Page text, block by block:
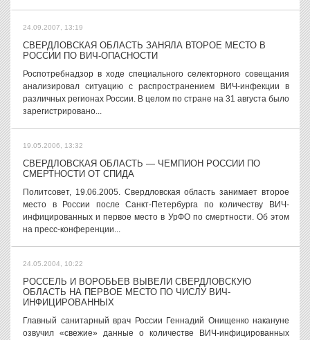
24.09.2007, 13:19
СВЕРДЛОВСКАЯ ОБЛАСТЬ ЗАНЯЛА ВТОРОЕ МЕСТО В
РОССИИ ПО ВИЧ-ОПАСНОСТИ
Роспотребнадзор в ходе специального селекторного совещания
анализировал ситуацию с распространением ВИЧ-инфекции в
различных регионах России. В целом по стране на 31 августа было
зарегистрировано...
19.05.2006, 13:32
СВЕРДЛОВСКАЯ ОБЛАСТЬ — ЧЕМПИОН РОССИИ ПО
СМЕРТНОСТИ ОТ СПИДА
Политсовет, 19.06.2005. Свердловская область занимает второе
место в России после Санкт-Петербурга по количеству ВИЧ-
инфицированных и первое место в УрФО по смертности. Об этом
на пресс-конференции...
24.05.2004, 10:22
РОССЕЛЬ И ВОРОБЬЕВ ВЫВЕЛИ СВЕРДЛОВСКУЮ
ОБЛАСТЬ НА ПЕРВОЕ МЕСТО ПО ЧИСЛУ ВИЧ-
ИНФИЦИРОВАННЫХ
Главный санитарный врач России Геннадий Онищенко накануне
озвучил «свежие» данные о количестве ВИЧ-инфицированных